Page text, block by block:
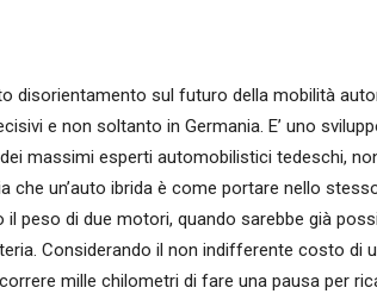
disorientamento sul futuro della mobilità
e non soltanto in Germania. E’ uno
massimi esperti automobilistici tedeschi,
un’auto ibrida è come portare nello
il peso di due motori, quando sarebbe già
Considerando il non indifferente costo di
mille chilometri di fare una pausa per